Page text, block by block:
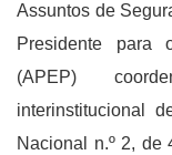
Assuntos de
Presidente para
(APEP)
interinstitucional
Nacional n.º 2, de